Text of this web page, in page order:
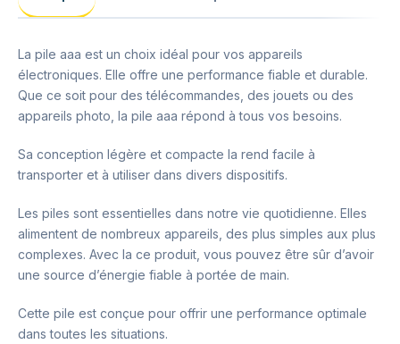
La pile aaa est un choix idéal pour vos appareils
électroniques. Elle offre une performance fiable et durable.
Que ce soit pour des télécommandes, des jouets ou des
appareils photo, la pile aaa répond à tous vos besoins.
Sa conception légère et compacte la rend facile à
transporter et à utiliser dans divers dispositifs.
Les piles sont essentielles dans notre vie quotidienne. Elles
alimentent de nombreux appareils, des plus simples aux plus
complexes. Avec la ce produit, vous pouvez être sûr d’avoir
une source d’énergie fiable à portée de main.
Cette pile est conçue pour offrir une performance optimale
dans toutes les situations.